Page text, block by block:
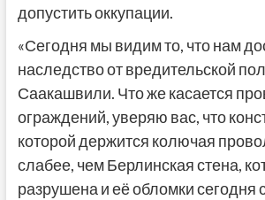
допустить оккупации.
«Сегодня мы видим то, что нам
наследство от вредительской
Саакашвили. Что же касается
ограждений, уверяю вас, что
которой держится колючая
слабее, чем Берлинская стена,
разрушена и её обломки сегодня